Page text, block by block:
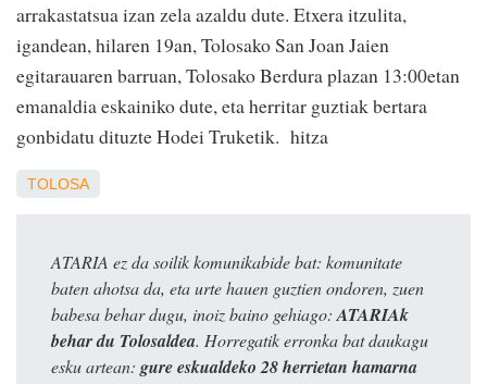
arrakastatsua izan zela azaldu dute. Etxera itzulita,
igandean, hilaren 19an, Tolosako San Joan Jaien
egitarauaren barruan, Tolosako Berdura plazan 13:00etan
emanaldia eskainiko dute, eta herritar guztiak bertara
gonbidatu dituzte Hodei Truketik. hitza
TOLOSA
ATARIA ez da soilik komunikabide bat: komunitate
baten ahotsa da, eta urte hauen guztien ondoren, zuen
babesa behar dugu, inoiz baino gehiago: ATARIAk
behar du Tolosaldea. Horregatik erronka bat daukagu
esku artean: gure eskualdeko 28 herrietan hamarna